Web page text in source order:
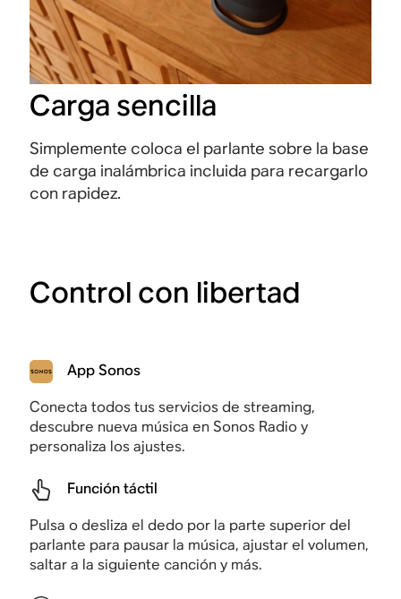
Carga sencilla
Simplemente coloca el parlante sobre la base
de carga inalámbrica incluida para recargarlo
con rapidez.
Control con libertad
App Sonos
Conecta todos tus servicios de streaming,
descubre nueva música en Sonos Radio y
personaliza los ajustes.
Función táctil
Pulsa o desliza el dedo por la parte superior del
parlante para pausar la música, ajustar el volumen,
saltar a la siguiente canción y más.